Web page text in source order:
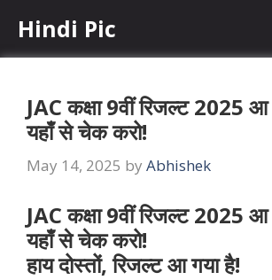
content
Hindi Pic
JAC कक्षा 9वीं रिजल्ट 2025 आ
यहाँ से चेक करो!
May 14, 2025 by Abhishek
JAC कक्षा 9वीं रिजल्ट 2025 आ
यहाँ से चेक करो!
हाय दोस्तों, रिजल्ट आ गया है!